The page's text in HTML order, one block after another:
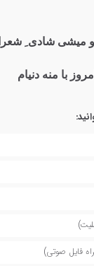
تو میشی شادی
با منه دنیام
فایل صوتی)